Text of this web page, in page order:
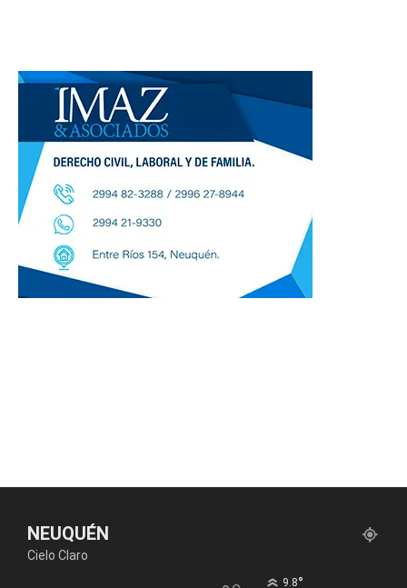
NEUQUÉN
Cielo Claro
9.8°